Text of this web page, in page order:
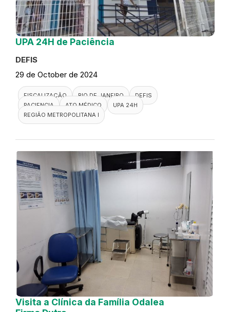
UPA 24H de Paciência
DEFIS
29 de October de 2024
FISCALIZAÇÃO RIO DE JANEIRO
DEFIS
PACIENCIA
ATO MÉDICO
UPA 24H
REGIÃO METROPOLITANA I
Visita a Clínica da Família Odalea